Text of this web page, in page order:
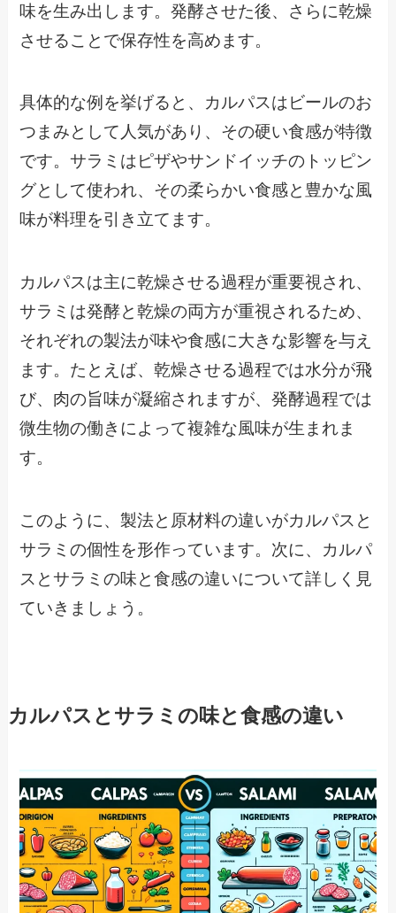
味を生み出します。発酵させた後、さらに乾燥
させることで保存性を高めます。
具体的な例を挙げると、カルパスはビールのお
つまみとして人気があり、その硬い食感が特徴
です。サラミはピザやサンドイッチのトッピン
グとして使われ、その柔らかい食感と豊かな風
味が料理を引き立てます。
カルパスは主に乾燥させる過程が重要視され、
サラミは発酵と乾燥の両方が重視されるため、
それぞれの製法が味や食感に大きな影響を与え
ます。たとえば、乾燥させる過程では水分が飛
び、肉の旨味が凝縮されますが、発酵過程では
微生物の働きによって複雑な風味が生まれま
す。
このように、製法と原材料の違いがカルパスと
サラミの個性を形作っています。次に、カルパ
スとサラミの味と食感の違いについて詳しく見
ていきましょう。
カルパスとサラミの味と食感の違い